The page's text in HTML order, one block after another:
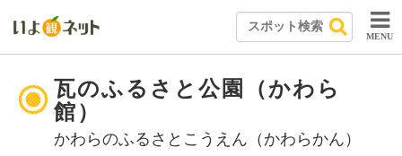
MENU
瓦のふるさと公園（かわら
館）
かわらのふるさとこうえん（かわらかん）